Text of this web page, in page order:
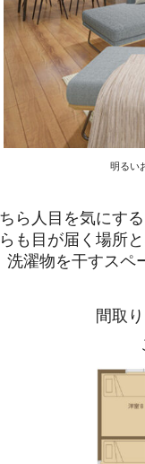
明るい
ら人目を気にす
も目が届く場所
洗濯物を干すスペ
間取